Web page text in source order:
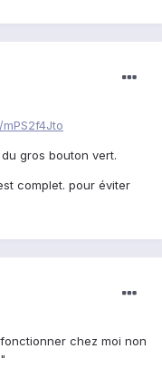
gros bouton vert.
complet. pour éviter
chez moi non